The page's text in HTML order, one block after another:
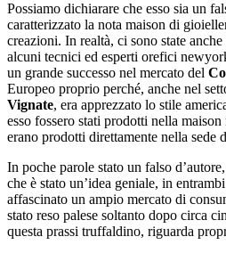
Possiamo dichiarare che esso sia un
caratterizzato la nota maison di
creazioni. In realtà, ci sono state
alcuni tecnici ed esperti orefici
un grande successo nel mercato del
Europeo proprio perché, anche nel
Vignate, era apprezzato lo stile
esso fossero stati prodotti nella
erano prodotti direttamente nella sede
In poche parole stato un falso
che è stato un’idea geniale, in
affascinato un ampio mercato di
stato reso palese soltanto dopo circa
questa prassi truffaldino, riguarda